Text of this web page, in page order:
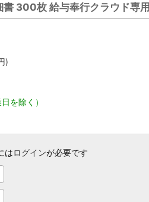
300枚 給与奉行クラウド専用
)
を除く）
はログインが必要です